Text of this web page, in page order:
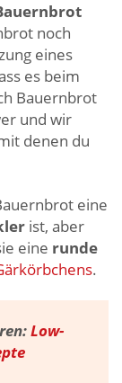
noch
eines
es beim
Bauernbrot
und wir
denen du
eine
ist, aber
eine runde
.
Low-